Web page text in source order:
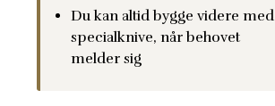
Du kan altid bygge videre med
specialknive, når behovet
melder sig